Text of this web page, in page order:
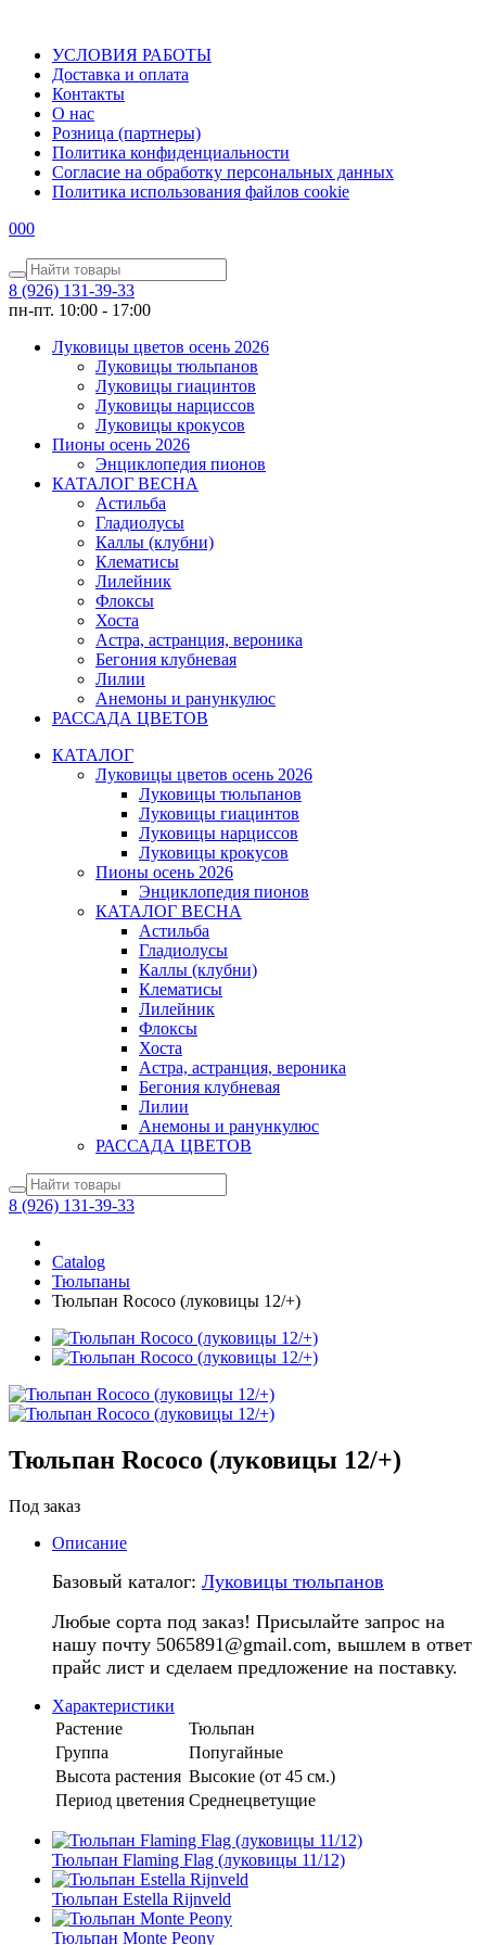
УСЛОВИЯ РАБОТЫ
Доставка и оплата
Контакты
О наc
Розница (партнеры)
Политика конфиденциальности
Согласие на обработку персональных данных
Политика использования файлов сookie
000
8 (926) 131-39-33
пн-пт. 10:00 - 17:00
Луковицы цветов осень 2026
Луковицы тюльпанов
Луковицы гиацинтов
Луковицы нарциссов
Луковицы крокусов
Пионы осень 2026
Энциклопедия пионов
КАТАЛОГ ВЕСНА
Астильба
Гладиолусы
Каллы (клубни)
Клематисы
Лилейник
Флоксы
Хоста
Астра, астранция, вероника
Бегония клубневая
Лилии
Анемоны и ранункулюс
РАССАДА ЦВЕТОВ
КАТАЛОГ
Луковицы цветов осень 2026
Луковицы тюльпанов
Луковицы гиацинтов
Луковицы нарциссов
Луковицы крокусов
Пионы осень 2026
Энциклопедия пионов
КАТАЛОГ ВЕСНА
Астильба
Гладиолусы
Каллы (клубни)
Клематисы
Лилейник
Флоксы
Хоста
Астра, астранция, вероника
Бегония клубневая
Лилии
Анемоны и ранункулюс
РАССАДА ЦВЕТОВ
8 (926) 131-39-33
Catalog
Тюльпаны
Тюльпан Rococo (луковицы 12/+)
Тюльпан Rococo (луковицы 12/+)
Под заказ
Описание
Базовый каталог: Луковицы тюльпанов
Любые сорта под заказ! Присылайте запрос на
нашу почту 5065891@gmail.com, вышлем в ответ
прайс лист и сделаем предложение на поставку.
Характеристики
Растение
Тюльпан
Группа
Попугайные
Высота растения Высокие (от 45 см.)
Период цветения Среднецветущие
Тюльпан Flaming Flag (луковицы 11/12)
Тюльпан Estella Rijnveld
Тюльпан Monte Peony